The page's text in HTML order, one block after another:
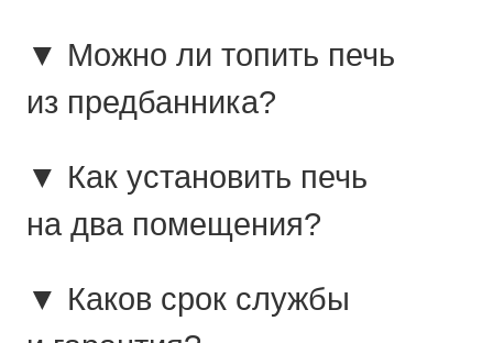
▼ Можно ли топить печь
из предбанника?
▼ Как установить печь
на два помещения?
▼ Каков срок службы